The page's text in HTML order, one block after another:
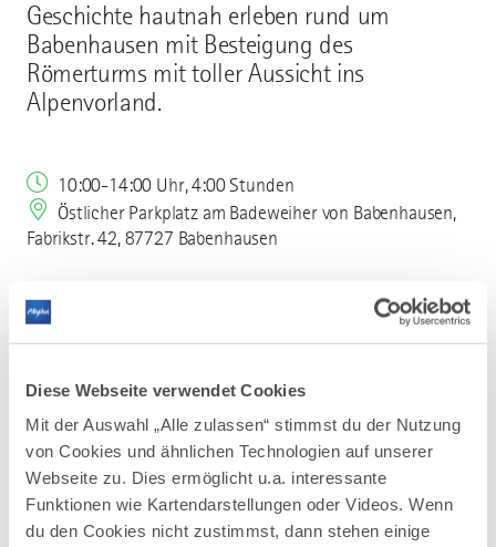
Diese Webseite verwendet Cookies
Mit der Auswahl „Alle zulassen“ stimmst du der Nutzung
von Cookies und ähnlichen Technologien auf unserer
Webseite zu. Dies ermöglicht u.a. interessante
Funktionen wie Kartendarstellungen oder Videos. Wenn
du den Cookies nicht zustimmst, dann stehen einige
Geschichte hautnah erleben rund um
Babenhausen mit Besteigung des
Römerturms mit toller Aussicht ins
Alpenvorland.
10:00-14:00 Uhr, 4:00 Stunden
Östlicher Parkplatz am Badeweiher von Babenhausen,
Fabrikstr. 42, 87727 Babenhausen
Oberschönegg zum Römerturm. Weiter zum
Feldkreuz, wo im Jahr 1530 Martin Luther auf
Wallfahrer getroffen ist (eine sehr
interessante Geschichte verbirgt sich
dahinter). Über Weinried zurück zum